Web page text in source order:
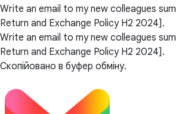
Write an email to my new colleagues
Return and Exchange Policy H2 2024].
Write an email to my new colleagues
Return and Exchange Policy H2 2024].
Скопійовано в буфер обміну.